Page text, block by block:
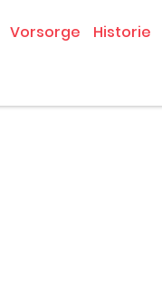
Vorsorge Historie